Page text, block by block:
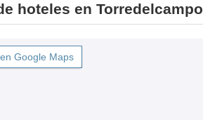
hoteles en Torredelcampo
Google Maps